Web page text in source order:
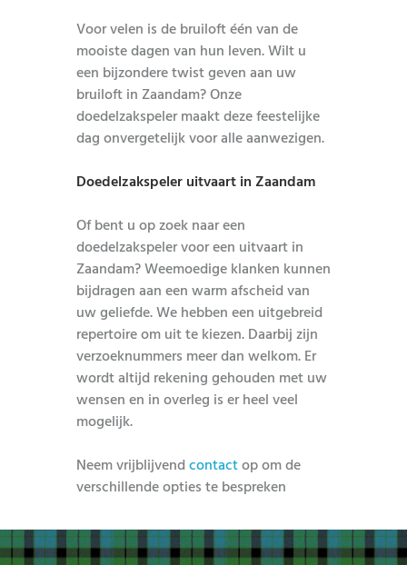
Voor velen is de bruiloft één van de
mooiste dagen van hun leven. Wilt u
een bijzondere twist geven aan uw
bruiloft in Zaandam? Onze
doedelzakspeler maakt deze feestelijke
dag onvergetelijk voor alle aanwezigen.
Doedelzakspeler uitvaart in Zaandam
Of bent u op zoek naar een
doedelzakspeler voor een uitvaart in
Zaandam? Weemoedige klanken kunnen
bijdragen aan een warm afscheid van
uw geliefde. We hebben een uitgebreid
repertoire om uit te kiezen. Daarbij zijn
verzoeknummers meer dan welkom. Er
wordt altijd rekening gehouden met uw
wensen en in overleg is er heel veel
mogelijk.
Neem vrijblijvendcontactop om de
verschillende opties te bespreken